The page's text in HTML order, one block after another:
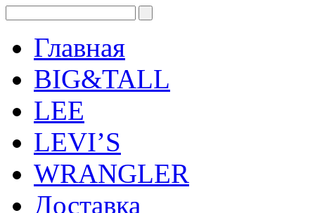
России.
Главная
BIG&TALL
LEE
LEVI’S
WRANGLER
Доставка